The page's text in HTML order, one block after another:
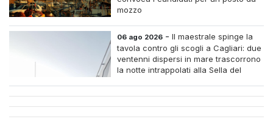
mozzo
06 ago 2026 -Il maestrale spinge la
tavola contro gli scogli a Cagliari: due
ventenni dispersi in mare trascorrono
la notte intrappolati alla Sella del